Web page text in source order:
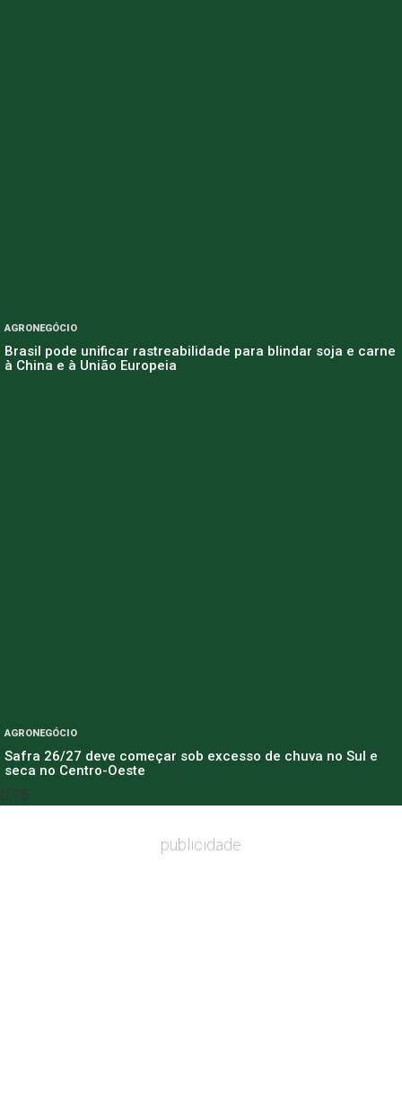
AGRONEGÓCIO
Brasil pode unificar rastreabilidade para blindar soja e carne
à China e à União Europeia
AGRONEGÓCIO
Safra 26/27 deve começar sob excesso de chuva no Sul e
seca no Centro-Oeste
publicidade